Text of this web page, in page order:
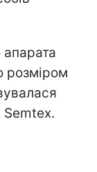
розміром
Semtex.